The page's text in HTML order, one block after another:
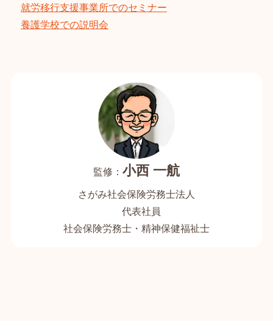
就労移行支援事業所でのセミナー
養護学校での説明会
小西 一航
さがみ社会保険労務士法人
代表社員
社会保険労務士・精神保健福祉士